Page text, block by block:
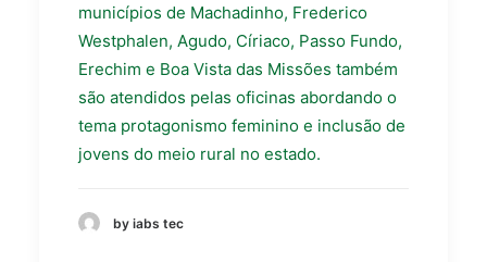
municípios de Machadinho, Frederico
Westphalen, Agudo, Círiaco, Passo Fundo,
Erechim e Boa Vista das Missões também
são atendidos pelas oficinas abordando o
tema protagonismo feminino e inclusão de
jovens do meio rural no estado.
by iabs tec